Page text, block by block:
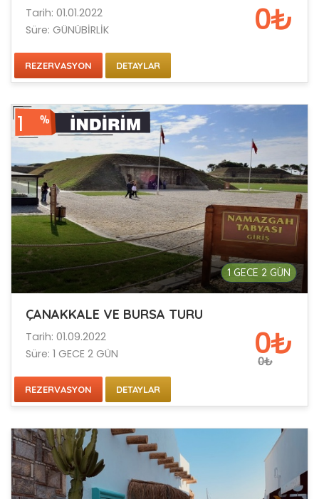
Tarih: 01.01.2022
Süre: GÜNÜBİRLİK
0₺
REZERVASYON DETAYLAR
1
1 GECE 2 GÜN
ÇANAKKALE VE BURSA TURU
Tarih: 01.09.2022
Süre: 1 GECE 2 GÜN
0₺
0₺
REZERVASYON DETAYLAR